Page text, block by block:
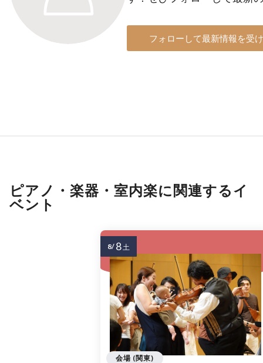
フォローして最新情報を受
ピアノ・楽器・室内楽に関連するイ
ベント
会場 (関東)
8/ 8土